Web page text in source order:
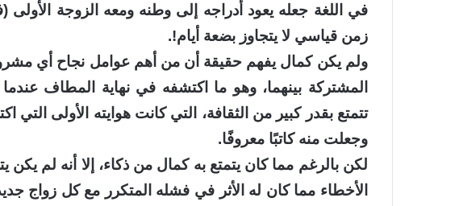
في اللغة جعله يعود أدراجه إلى وطنه ومعه الزوجة الأولى
زمن قياسي لا يتجاوز بضعة أيام!.
ولم يكن كمال يفهم حقيقة أن من أهم عوامل نجاح أي
المشتركة بينهما، وهو ما اكتشفه في نهاية المطاف
تتمتع بقدر كبير من الثقافة، التي كانت هوايته الأولى
وجعلت منه كاتبًا معروفًا.
لكن بالرغم مما كان يتمتع به كمال من ذكاء، إلا أنه لم
الأخطاء مما كان له الأثر في فشله المتكرر مع كل زواج